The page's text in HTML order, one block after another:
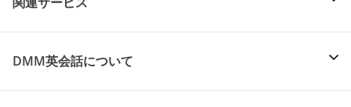
DMM英会話について